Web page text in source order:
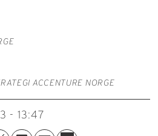
ACCENTURE NORGE
- 13:47